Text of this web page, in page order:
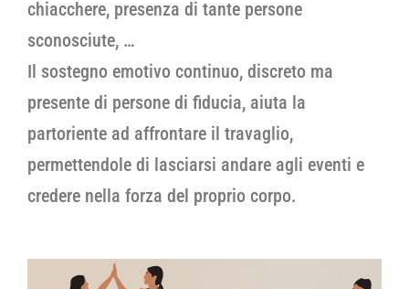
chiacchere, presenza di tante persone
sconosciute, …
Il sostegno emotivo continuo, discreto ma
presente di persone di fiducia, aiuta la
partoriente ad affrontare il travaglio,
permettendole di lasciarsi andare agli eventi e
credere nella forza del proprio corpo.